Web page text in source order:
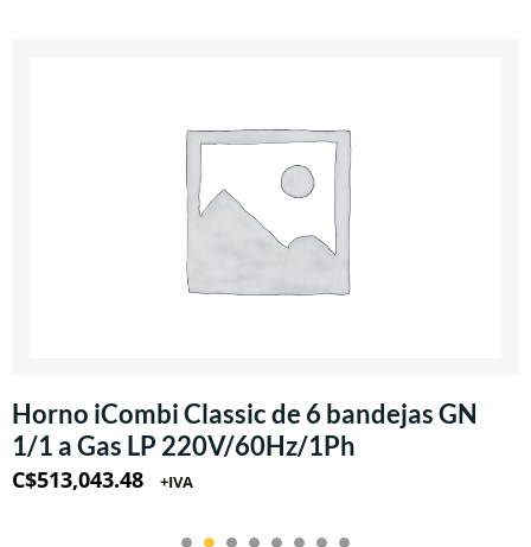
Horno iCombi Classic de 6 bandejas GN
1/1 a Gas LP 220V/60Hz/1Ph
C$513,043.48 +IVA